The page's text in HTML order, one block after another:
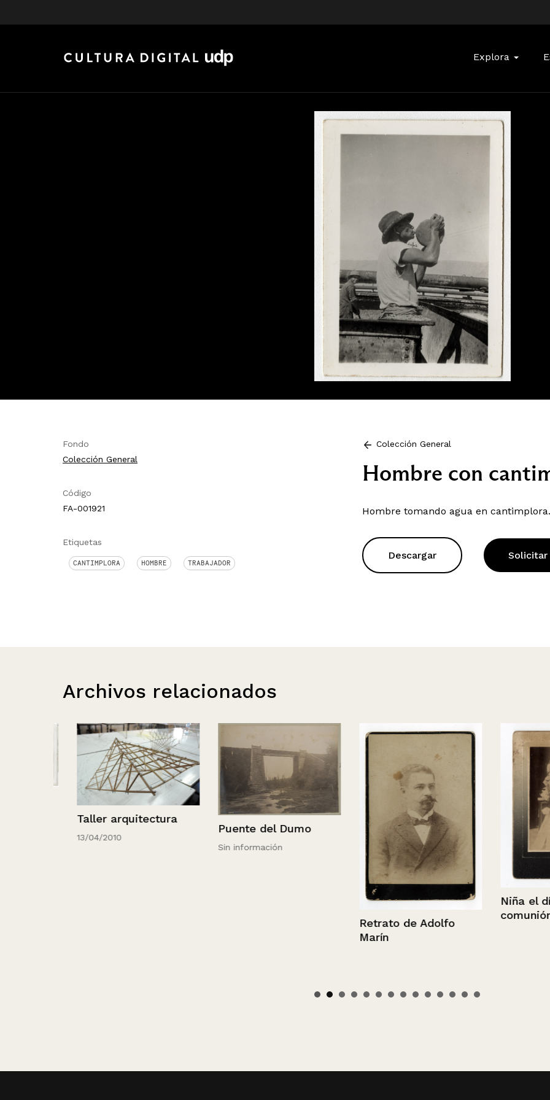
Explora
Fondo
Colección General
Código
FA-001921
Etiquetas
CANTIMPLORA HOMBRE TRABAJADOR
Colección General
Hombre con
Hombre tomando agua en cantimplora.
Descargar Solicitar
Archivos relacionados
Taller arquitectura
13/04/2010
Puente del Dumo
Sin información
Retrato de Adolfo
Marín
Niña el día
comunión